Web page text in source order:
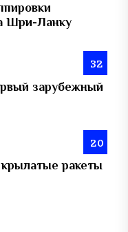
Шри-Ланку
32
зарубежный
20
ракеты